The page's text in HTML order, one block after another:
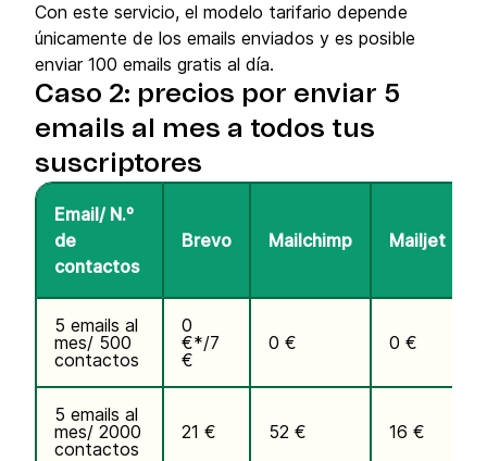
Con este servicio, el modelo tarifario depende
únicamente de los emails enviados y es posible
enviar 100 emails gratis al día.
Caso 2: precios por enviar 5
emails al mes a todos tus
suscriptores
Email/ N.º
de
contactos
Brevo Mailchimp Mailjet
5 emails al
mes/ 500
contactos
0
€*/7
€
0 € 0 €
5 emails al
mes/ 2000
contactos
21 € 52 € 16 €